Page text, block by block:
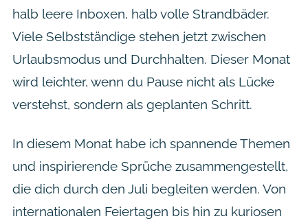
halb leere Inboxen, halb volle Strandbäder.
Viele Selbstständige stehen jetzt zwischen
Urlaubsmodus und Durchhalten. Dieser Monat
wird leichter, wenn du Pause nicht als Lücke
verstehst, sondern als geplanten Schritt.
In diesem Monat habe ich spannende Themen
und inspirierende Sprüche zusammengestellt,
die dich durch den Juli begleiten werden. Von
internationalen Feiertagen bis hin zu kuriosen